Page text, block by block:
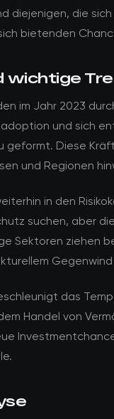
diejenigen, die
bietenden
wichtige
im Jahr 2023
und sich
geformt. Diese
und Regionen
in den
suchen, aber
Sektoren ziehen
das
Handel von